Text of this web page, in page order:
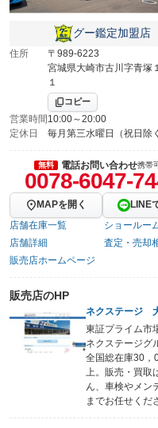
グー鑑定加盟店
住所
〒989-6223
宮城県大崎市古川字青塚
１
コピー
営業時間10:00～20:00
定休日
毎月第三水曜日（祝日除
無料 電話お問い合わせ携帯
0078-6047-
MAPを開く
LINE
店舗在庫一覧
ショールー
店舗詳細
査定・売却
販売店ホームページ
販売店のHP
ネクステージ
東証プライム市
ネクステージグ
全国総在庫30，
上。販売・買取
ん、車検やメン
までお任せくだ